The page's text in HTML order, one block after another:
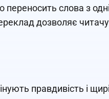
слова з
дозволяє читачу
правдивість і